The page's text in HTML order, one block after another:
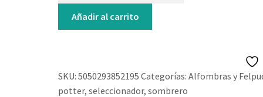
22,95€.20,95€.
Seleccionador
Harry
Añadir al carrito
SKU:5050293852195 Categorías:Alfombras y
potter,seleccionador,sombrero